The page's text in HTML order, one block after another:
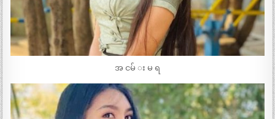
အ ငမ် း မ ရ